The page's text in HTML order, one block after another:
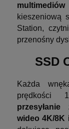
kieszeniową
Station,
przenośny
SSD
Każda
prędkości
wideo 4K/8K